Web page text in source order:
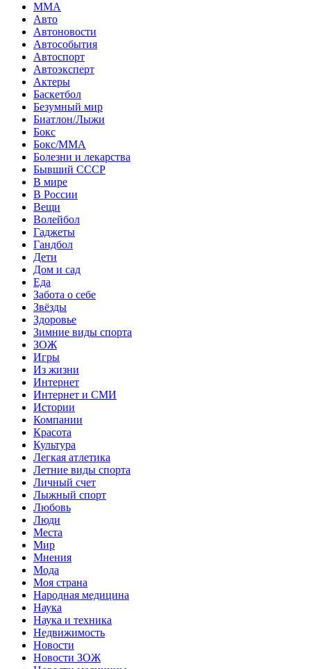
MMA
Авто
Автоновости
Автособытия
Автоспорт
Автоэксперт
Актеры
Баскетбол
Безумный мир
Биатлон/Лыжи
Бокс
Бокс/MMA
Болезни и лекарства
Бывший СССР
В мире
В России
Вещи
Волейбол
Гаджеты
Гандбол
Дети
Дом и сад
Еда
Забота о себе
Звёзды
Здоровье
Зимние виды спорта
ЗОЖ
Игры
Из жизни
Интернет
Интернет и СМИ
Истории
Компании
Красота
Культура
Легкая атлетика
Летние виды спорта
Личный счет
Лыжный спорт
Любовь
Люди
Места
Мир
Мнения
Мода
Моя страна
Народная медицина
Наука
Наука и техника
Недвижимость
Новости
Новости ЗОЖ